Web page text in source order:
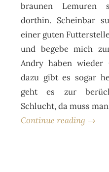
braunen Lemuren
dorthin. Scheinbar
einer guten
und begebe mich
Andry haben wieder
dazu gibt es sogar
geht es zur
Schlucht, da muss
Continue reading →